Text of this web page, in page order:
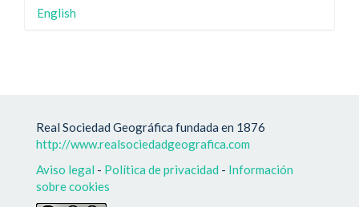
English
Real Sociedad Geográfica fundada en 1876
http://www.realsociedadgeografica.com
Aviso legal - Política de privacidad - Información
sobre cookies